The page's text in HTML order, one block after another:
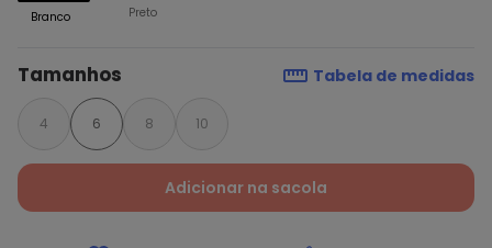
Branco Preto
Tamanhos Tabela de medidas
4 6 8 10
Adicionar na sacola